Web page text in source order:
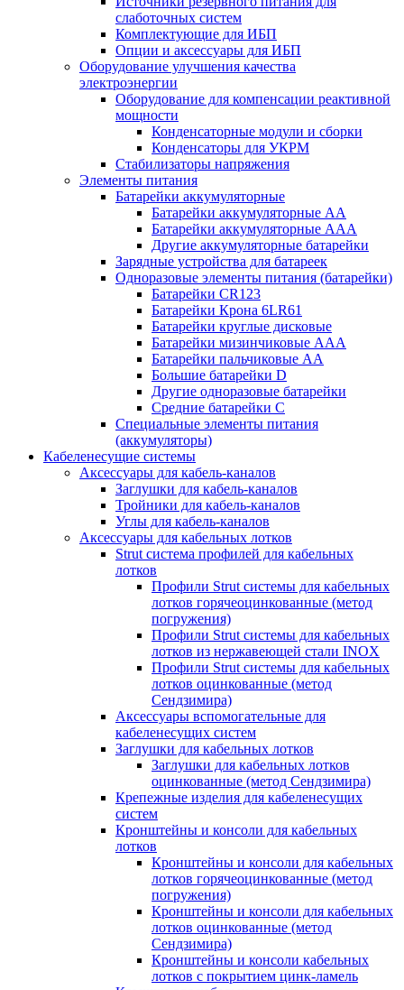
слаботочных систем
Комплектующие для ИБП
Опции и аксессуары для ИБП
Оборудование улучшения качества
электроэнергии
Оборудование для компенсации реактивной
мощности
Конденсаторные модули и сборки
Конденсаторы для УКРМ
Стабилизаторы напряжения
Элементы питания
Батарейки аккумуляторные
Батарейки аккумуляторные АА
Батарейки аккумуляторные ААА
Другие аккумуляторные батарейки
Зарядные устройства для батареек
Одноразовые элементы питания (батарейки)
Батарейки CR123
Батарейки Крона 6LR61
Батарейки круглые дисковые
Батарейки мизинчиковые ААА
Батарейки пальчиковые АА
Большие батарейки D
Другие одноразовые батарейки
Средние батарейки C
Специальные элементы питания
(аккумуляторы)
Кабеленесущие системы
Аксессуары для кабель-каналов
Заглушки для кабель-каналов
Тройники для кабель-каналов
Углы для кабель-каналов
Аксессуары для кабельных лотков
Strut система профилей для кабельных
лотков
Профили Strut системы для кабельных
лотков горячеоцинкованные (метод
погружения)
Профили Strut системы для кабельных
лотков из нержавеющей стали INOX
Профили Strut системы для кабельных
лотков оцинкованные (метод
Сендзимира)
Аксессуары вспомогательные для
кабеленесущих систем
Заглушки для кабельных лотков
Заглушки для кабельных лотков
оцинкованные (метод Сендзимира)
Крепежные изделия для кабеленесущих
систем
Кронштейны и консоли для кабельных
лотков
Кронштейны и консоли для кабельных
лотков горячеоцинкованные (метод
погружения)
Кронштейны и консоли для кабельных
лотков оцинкованные (метод
Сендзимира)
Кронштейны и консоли кабельных
лотков с покрытием цинк-ламель